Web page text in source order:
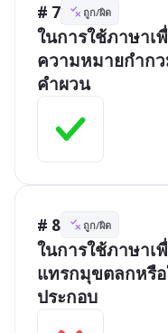
# 7 ถูก/ผิด
ในการใช้ภาษา
ความหมายกำกว
คำผวน
# 8 ถูก/ผิด
ในการใช้ภาษา
แทรกมุขตลกหรื
ประกอบ